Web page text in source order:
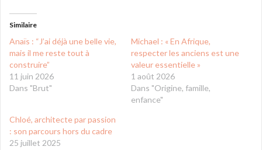
Similaire
Anaïs : “J’ai déjà une belle vie,
mais il me reste tout à
construire”
11 juin 2026
Dans "Brut"
Michael : « En Afrique,
respecter les anciens est une
valeur essentielle »
1 août 2026
Dans "Origine, famille,
enfance"
Chloé, architecte par passion
: son parcours hors du cadre
25 juillet 2025